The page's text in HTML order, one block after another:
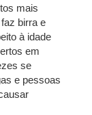
mais
birra e
à idade
em
se
e pessoas